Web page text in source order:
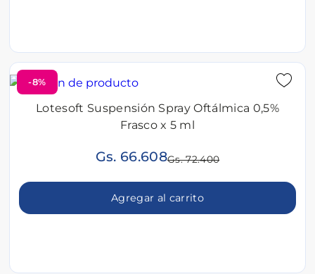
-8%
Lotesoft Suspensión Spray Oftálmica 0,5%
Frasco x 5 ml
Gs. 66.608Gs. 72.400
Agregar al carrito